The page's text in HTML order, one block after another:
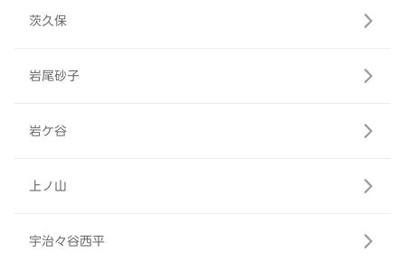
茨久保
岩尾砂子
岩ケ谷
上ノ山
宇治々谷西平